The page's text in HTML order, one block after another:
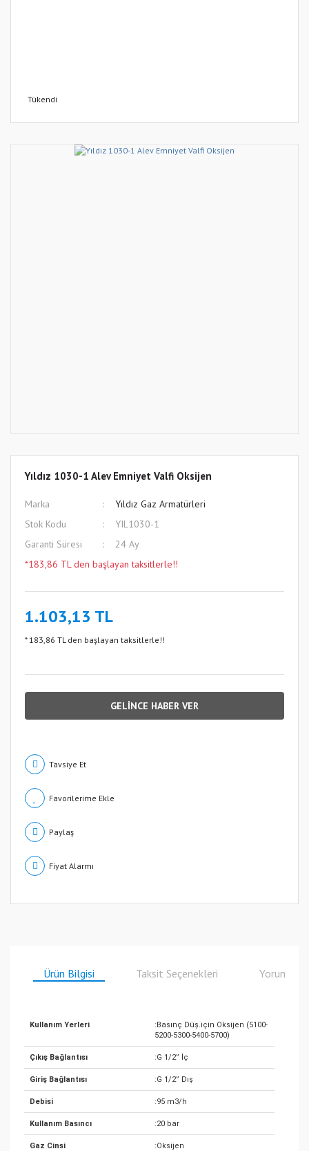
Tükendi
Yıldız 1030-1 Alev Emniyet Valfi Oksijen
Marka
Yıldız Gaz Armatürleri
Stok Kodu
YIL1030-1
Garanti Süresi
24 Ay
*183,86 TL den başlayan taksitlerle!!
1.103,13 TL
* 183,86 TL den başlayan taksitlerle!!
GELİNCE HABER VER
Tavsiye Et
Paylaş
Fiyat Alarmı
Ürün Bilgisi Taksit Seçenekleri Yorumlar
Kullanım Yerleri
:Basınç Düş.için Oksijen (5100-
5200-5300-5400-5700)
Çıkış Bağlantısı :G 1/2” İç
Giriş Bağlantısı :G 1/2” Dış
Debisi :95 m3/h
Kullanım Basıncı :20 bar
Gaz Cinsi :Oksijen